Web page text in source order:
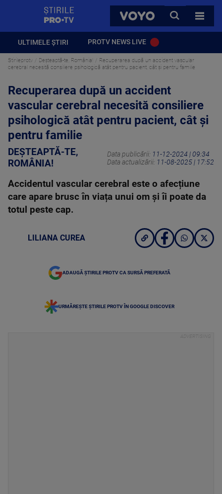
VOYO
CAUTA
TOATE
ULTIMELE ȘTIRI PROTV NEWS LIVE
Stirileprotv Deșteaptă-te, România!
Recuperarea după un accident vascular
cerebral necesită consiliere psihologică atât pentru pacient, cât și pentru familie
Recuperarea după un accident
vascular cerebral necesită consiliere
psihologică atât pentru pacient, cât și
pentru familie
DEȘTEAPTĂ-TE,
ROMÂNIA!
Data publicării: 11-12-2024 | 09:34
Data actualizării: 11-08-2025 | 17:52
Accidentul vascular cerebral este o afecțiune
care apare brusc în viața unui om și îi poate da
totul peste cap.
LILIANA CUREA
ADAUGĂ ȘTIRILE PROTV CA SURSĂ PREFERATĂ
URMĂREȘTE ȘTIRILE PROTV ÎN GOOGLE DISCOVER